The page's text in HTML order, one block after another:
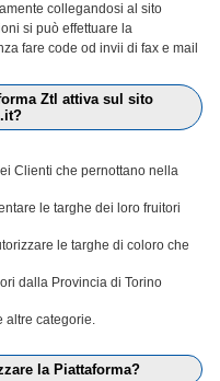
collegandosi al sito
si può effettuare la
fare code od invii di fax e mail
Ztl attiva sul sito
Clienti che pernottano nella
le targhe dei loro fruitori
le targhe di coloro che
dalla Provincia di Torino
categorie.
la Piattaforma?